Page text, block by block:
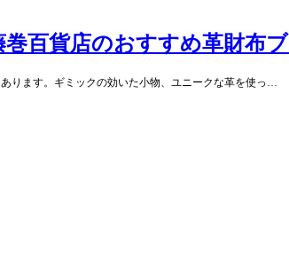
百貨店のおすすめ革財布
ります。ギミックの効いた小物、ユニークな革を使っ…